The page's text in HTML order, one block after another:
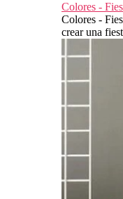
Colores -
Colores -
crear una